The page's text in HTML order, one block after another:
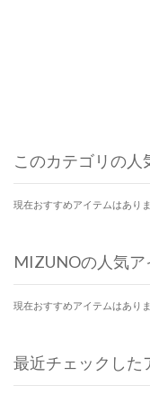
このカテゴリの人
現在おすすめアイテムはありま
MIZUNOの人気ア
現在おすすめアイテムはありま
最近チェックした